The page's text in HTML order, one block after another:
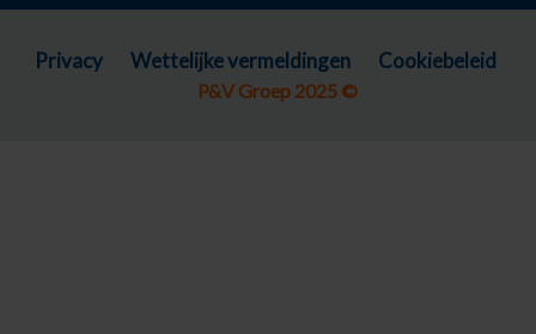
Privacy Wettelijke vermeldingen Cookiebeleid
P&V Groep 2025 ©